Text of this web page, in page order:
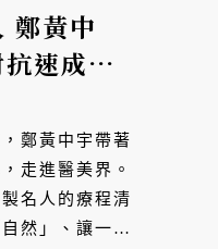
鄭黃中
速成的
鄭黃中宇帶著
走進醫美界。
名人的療程清
然」、讓一個